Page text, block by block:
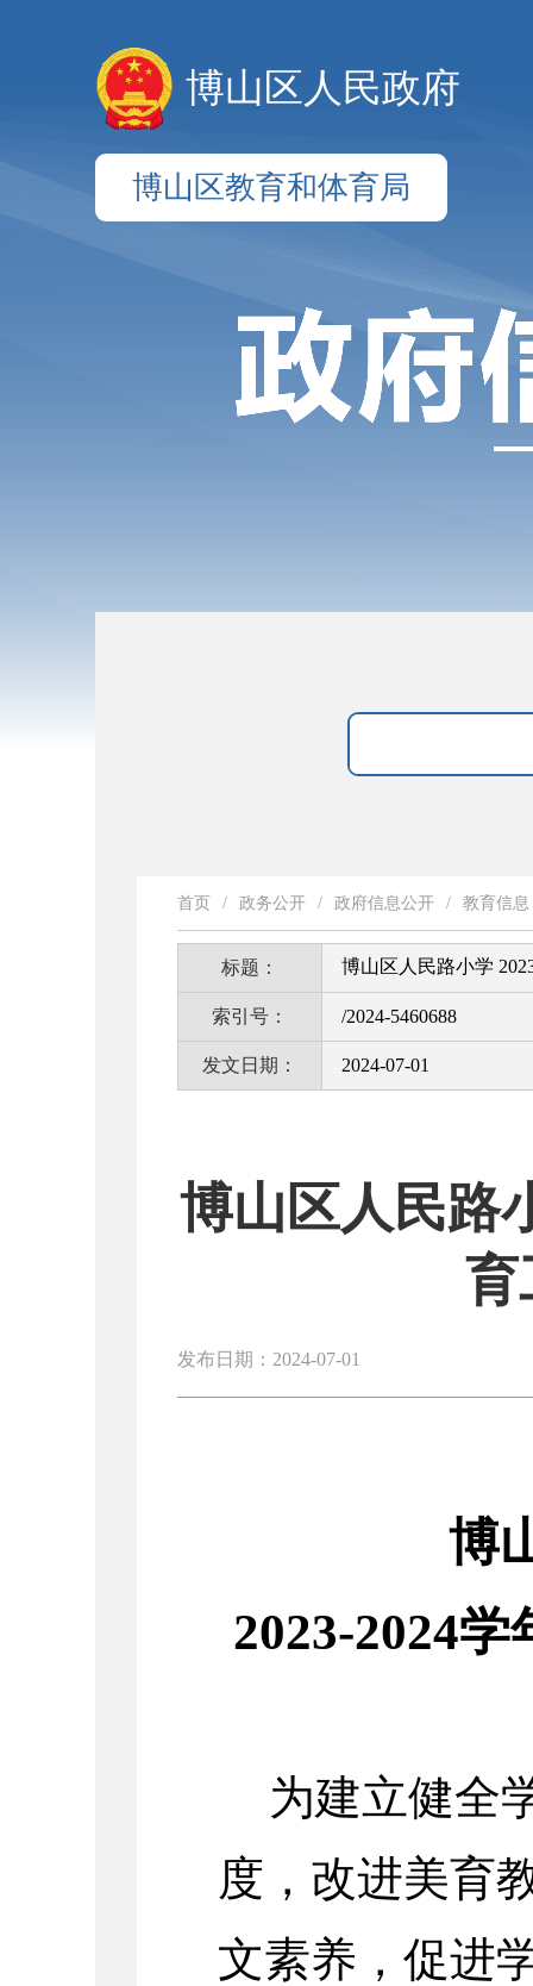
博山区人民政府
博山区教育和体育局
首页 / 政务公开 / 政府信息公开 / 教育信息
标题： 博山区人民路小学
索引号： /2024-5460688
发文日期： 2024-07-01
博山区人民路
育
发布日期：2024-07-01
博
2023-2024
为建立健全
度，改进美育
文素养，促进